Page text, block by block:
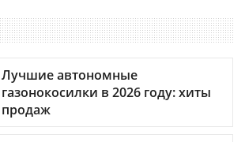
Лучшие автономные
газонокосилки в 2026 году: хиты
продаж